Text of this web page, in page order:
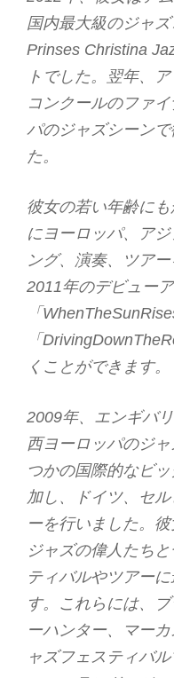
国内最大級のジャ
Prinses Christina
トでした。翌年、
コンクールのファ
パのジャズシーン
た。
彼女の若い年齢に
にヨーロッパ、ア
ング、演奏、ツア
2011年のデビュー
「
「
くことができます。
2009年、エンギバ
西ヨーロッパのジ
つかの国際的なビ
加し、ドイツ、セ
ーを行いました。
ジャズの偉人たち
ティバルやツアー
す。これらには、
ーハンター、マー
ャズフェスティバ